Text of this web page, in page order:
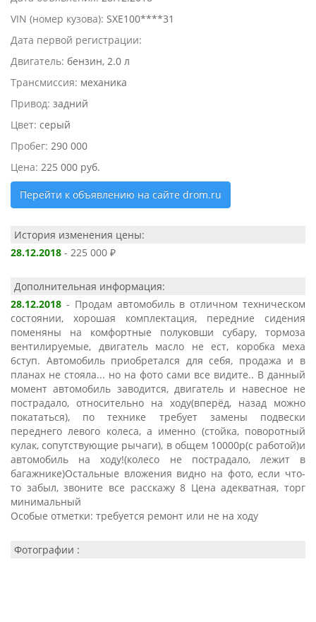
VIN (номер кузова): SXE100****31
Дата первой регистрации:
Двигатель: бензин, 2.0 л
Трансмиссия: механика
Привод: задний
Цвет: серый
Пробег: 290 000
Цена: 225 000 руб.
Перейти к объявлению на сайте drom.ru
История изменения цены:
28.12.2018 - 225 000 ₽
Дополнительная информация:
28.12.2018 - Продам автомобиль в отличном техническом
состоянии, хорошая комплектация, передние сидения
поменяны на комфортные полуковши субару, тормоза
вентилируемые, двигатель масло не ест, коробка меха
6ступ. Автомобиль приобретался для себя, продажа и в
планах не стояла... но на фото сами все видите.. В данный
момент автомобиль заводится, двигатель и навесное не
пострадало, относительно на ходу(вперёд, назад можно
покататься), по технике требует замены подвески
переднего левого колеса, а именно (стойка, поворотный
кулак, сопутствующие рычаги), в общем 10000р(с работой)и
автомобиль на ходу!(колесо не пострадало, лежит в
багажнике)Остальные вложения видно на фото, если что-
то забыл, звоните все расскажу 8 Цена адекватная, торг
минимальный
Особые отметки: требуется ремонт или не на ходу
Фотографии :